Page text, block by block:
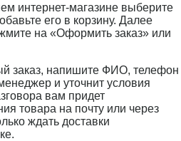
интернет-магазине выберите
его в корзину. Далее
на «Оформить заказ» или
заказ, напишите ФИО, телефон
и уточнит условия
вам придет
товара на почту или через
ждать доставки